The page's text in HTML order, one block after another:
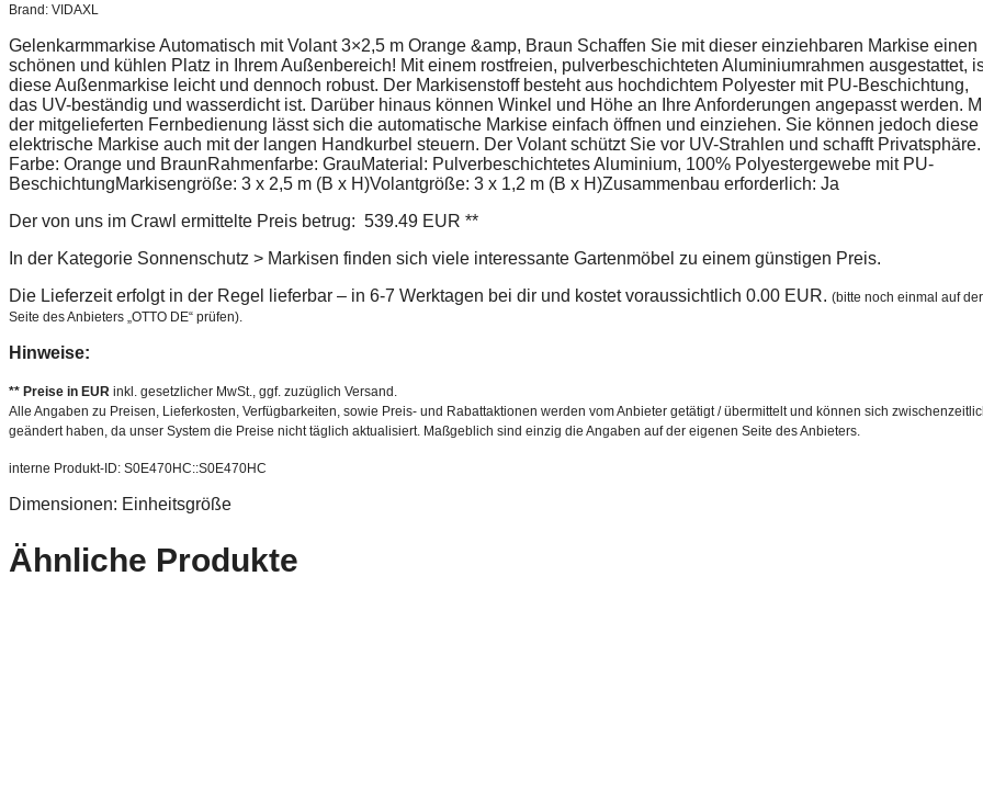
Brand: VIDAXL
Gelenkarmmarkise Automatisch mit Volant 3×2,5 m Orange &amp, Braun Schaffen Sie mit dieser einziehbaren Markise einen
schönen und kühlen Platz in Ihrem Außenbereich! Mit einem rostfreien, pulverbeschichteten Aluminiumrahmen ausgestattet,
diese Außenmarkise leicht und dennoch robust. Der Markisenstoff besteht aus hochdichtem Polyester mit PU-Beschichtung,
das UV-beständig und wasserdicht ist. Darüber hinaus können Winkel und Höhe an Ihre Anforderungen angepasst werden.
der mitgelieferten Fernbedienung lässt sich die automatische Markise einfach öffnen und einziehen. Sie können jedoch diese
elektrische Markise auch mit der langen Handkurbel steuern. Der Volant schützt Sie vor UV-Strahlen und schafft Privatsphäre.
Farbe: Orange und BraunRahmenfarbe: GrauMaterial: Pulverbeschichtetes Aluminium, 100% Polyestergewebe mit PU-
BeschichtungMarkisengröße: 3 x 2,5 m (B x H)Volantgröße: 3 x 1,2 m (B x H)Zusammenbau erforderlich: Ja
Der von uns im Crawl ermittelte Preis betrug: 539.49 EUR **
In der Kategorie Sonnenschutz > Markisen finden sich viele interessante Gartenmöbel zu einem günstigen Preis.
Die Lieferzeit erfolgt in der Regel lieferbar – in 6-7 Werktagen bei dir und kostet voraussichtlich 0.00 EUR. (bitte noch einmal auf der
Seite des Anbieters „OTTO DE“ prüfen).
Hinweise:
** Preise in EUR inkl. gesetzlicher MwSt., ggf. zuzüglich Versand.
Alle Angaben zu Preisen, Lieferkosten, Verfügbarkeiten, sowie Preis- und Rabattaktionen werden vom Anbieter getätigt / übermittelt und können sich
geändert haben, da unser System die Preise nicht täglich aktualisiert. Maßgeblich sind einzig die Angaben auf der eigenen Seite des Anbieters.
interne Produkt-ID: S0E470HC::S0E470HC
Dimensionen: Einheitsgröße
Ähnliche Produkte